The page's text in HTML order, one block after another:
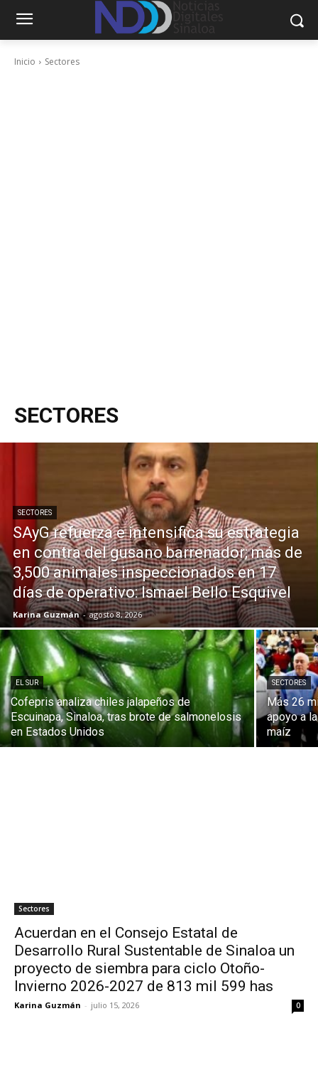
Inicio Sectores
SECTORES
SECTORES
SAyG refuerza e intensifica su estrategia
en contra del gusano barrenador; más de
3,500 animales inspeccionados en 17
días de operativo: Ismael Bello Esquivel
Karina Guzmán - agosto 8, 2026
EL SUR
Cofepris analiza chiles jalapeños de
Escuinapa, Sinaloa, tras brote de salmonelosis
en Estados Unidos
SECTORES
Más 26
apoyo a
maíz
Sectores
Acuerdan en el Consejo Estatal de
Desarrollo Rural Sustentable de Sinaloa un
proyecto de siembra para ciclo Otoño-
Invierno 2026-2027 de 813 mil 599 has
Karina Guzmán - julio 15, 2026 0